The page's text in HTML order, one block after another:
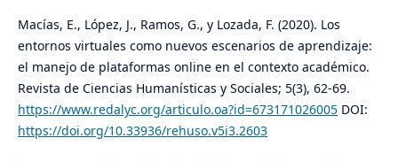
Macías, E., López, J., Ramos, G., y Lozada, F. (2020). Los
entornos virtuales como nuevos escenarios de aprendizaje:
el manejo de plataformas online en el contexto académico.
Revista de Ciencias Humanísticas y Sociales; 5(3), 62-69.
https://www.redalyc.org/articulo.oa?id=673171026005DOI:
https://doi.org/10.33936/rehuso.v5i3.2603